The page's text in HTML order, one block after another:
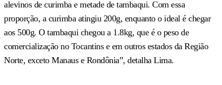
alevinos de curimba e metade de tambaqui. Com essa
proporção, a curimba atingiu 200g, enquanto o ideal é chegar
aos 500g. O tambaqui chegou a 1.8kg, que é o peso de
comercialização no Tocantins e em outros estados da Região
Norte, exceto Manaus e Rondônia”, detalha Lima.